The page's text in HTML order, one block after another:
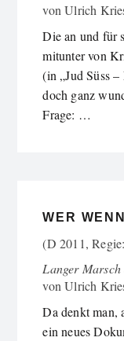
vonUlrich
Die an und für
mitunter von
(in „Jud Süss
doch ganz
Frage: …
WER
(D 2011,
Langer
vonUlrich
Da denkt man,
ein neues